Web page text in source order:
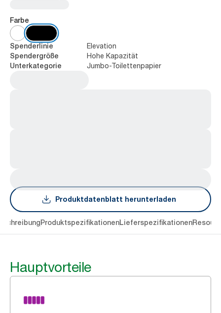
Farbe
Spenderlinie Elevation
Spendergröße Hohe Kapazität
Unterkategorie Jumbo-Toilettenpapier
Produktdatenblatt herunterladen
ProduktspezifikationenLieferspezifikationen
Hauptvorteile